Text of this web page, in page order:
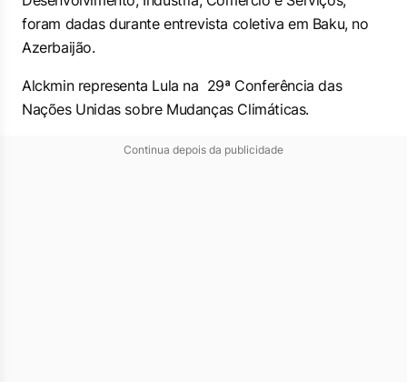
foram dadas durante entrevista coletiva em Baku, no
Azerbaijão.
Alckmin representa Lula na 29ª Conferência das
Nações Unidas sobre Mudanças Climáticas.
Continua depois da publicidade